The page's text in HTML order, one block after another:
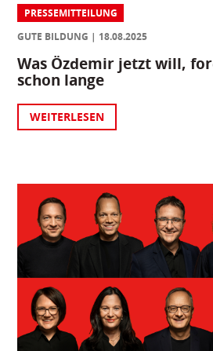
PRESSEMITTEILUNG
GUTE BILDUNG
18.08.2025
Was Özdemir jetzt will,
schon lange
WEITERLESEN